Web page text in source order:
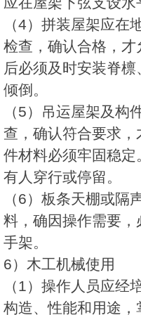
（4）拼装屋架应在
检查，确认合格，
后必须及时安装脊
倾倒。
（5）吊运屋架及构
查，确认符合要求
件材料必须牢固稳
有人穿行或停留。
（6）板条天棚或隔
料，确因操作需要
手架。
6）木工机械使用
（1）操作人员应经
构造、性能和用途